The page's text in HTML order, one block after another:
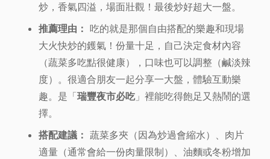
炒，香氣四溢，場面壯觀！最後炒好超大一盤。
推薦理由： 吃的就是那個自由搭配的樂趣和現場
大火快炒的鑊氣！份量十足，自己決定食材內容
（蔬菜多吃點很健康），口味也可以調整（鹹淡辣
度）。很適合朋友一起分享一大盤，體驗互動樂
趣。是「瑞豐夜市必吃」裡能吃得飽足又熱鬧的選
擇。
搭配建議： 蔬菜多夾（因為炒過會縮水）、肉片
適量（通常會給一份肉量限制）、油麵或冬粉增加